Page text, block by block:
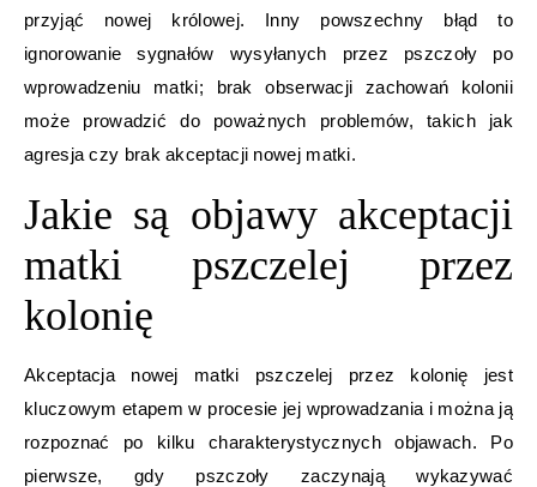
przyjąć nowej królowej. Inny powszechny błąd to
ignorowanie sygnałów wysyłanych przez pszczoły po
wprowadzeniu matki; brak obserwacji zachowań kolonii
może prowadzić do poważnych problemów, takich jak
agresja czy brak akceptacji nowej matki.
Jakie są objawy akceptacji
matki pszczelej przez
kolonię
Akceptacja nowej matki pszczelej przez kolonię jest
kluczowym etapem w procesie jej wprowadzania i można ją
rozpoznać po kilku charakterystycznych objawach. Po
pierwsze, gdy pszczoły zaczynają wykazywać